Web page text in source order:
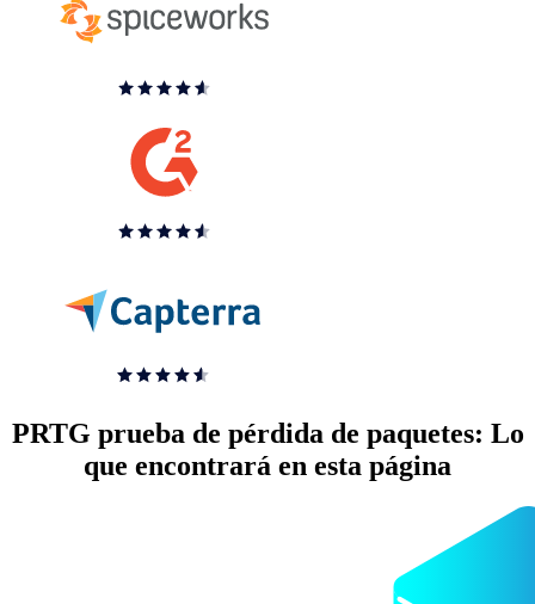
PRTG prueba de pérdida de paquetes: Lo
que encontrará en esta página